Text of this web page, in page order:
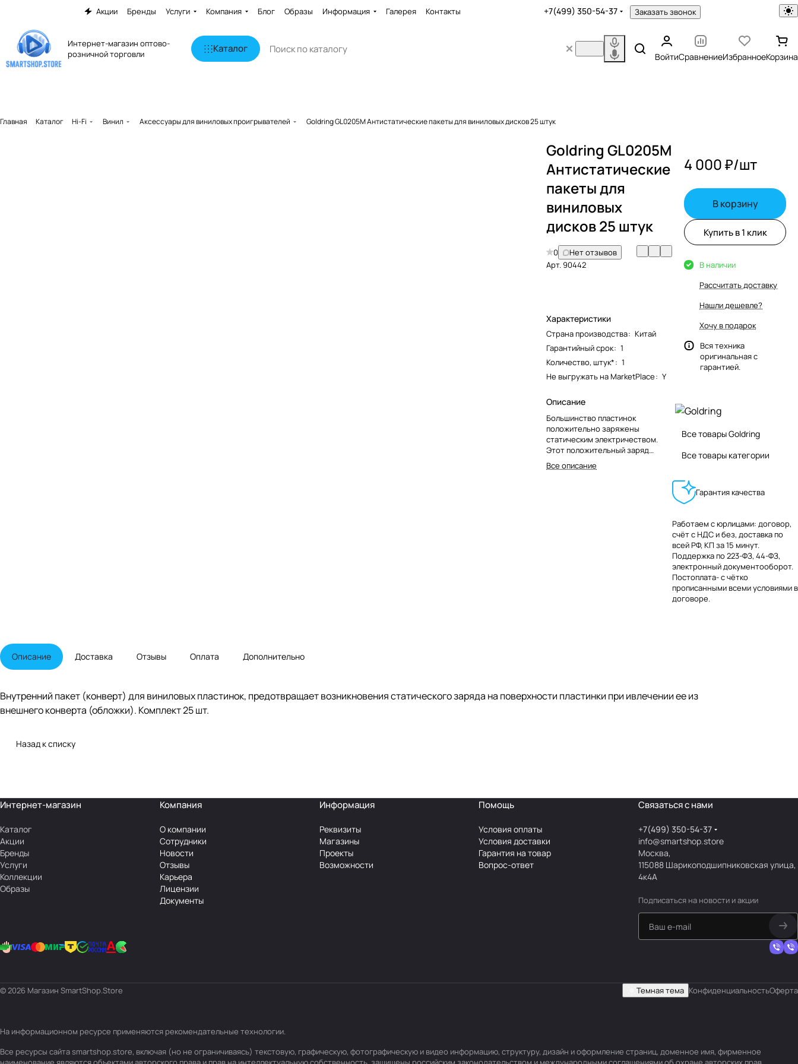
Акции Бренды Услуги Компания Блог Образы Информация Галерея Контакты +7(499) 350-54-37 Заказать звонок
Интернет-магазин оптово-
розничной торговли
Каталог
ВойтиСравнениеИзбранноеКорзина
Главная Каталог Hi-Fi Винил Аксессуары для виниловых проигрывателей Goldring GL0205M Антистатические пакеты для виниловых дисков 25 штук
Goldring GL0205M
Антистатические
пакеты для
виниловых
дисков 25 штук
0
Нет отзывов
Арт.90442
Характеристики
Страна производства: Китай
Гарантийный срок: 1
Количество, штук*: 1
Не выгружать на MarketPlace: Y
Описание
Большинство пластинок
положительно заряжены
статическим электричеством.
Этот положительный заряд
притягивает пыль и грязь к
канавке диска, что приводит к
Все описание
4 000 ₽/шт
В корзину
Купить в 1 клик
В наличии
Рассчитать доставку
Нашли дешевле?
Хочу в подарок
Вся техника
оригинальная с
гарантией.
Все товары Goldring
Все товары категории
Гарантия качества
Работаем с юрлицами: договор,
счёт с НДС и без, доставка по
всей РФ, КП за 15 минут.
Поддержка по 223-ФЗ, 44-ФЗ,
электронный документооборот.
Постоплата- с чётко
прописанными всеми условиями в
договоре.
Описание Доставка Отзывы Оплата Дополнительно
Внутренний пакет (конверт) для виниловых пластинок, предотвращает возникновения статического заряда на поверхности пластинки при ивлечении ее из
внешнего конверта (обложки). Комплект 25 шт.
Назад к списку
Интернет-магазин
Каталог
Акции
Бренды
Услуги
Коллекции
Образы
Компания
О компании
Сотрудники
Новости
Отзывы
Карьера
Лицензии
Документы
Информация
Реквизиты
Магазины
Проекты
Возможности
Помощь
Условия оплаты
Условия доставки
Гарантия на товар
Вопрос-ответ
Связаться с нами
+7(499) 350-54-37
info@smartshop.store
Москва,
115088 Шарикоподшипниковская улица,
4к4А
Подписаться на новости и акции
© 2026 Магазин SmartShop.Store Темная тема КонфиденциальностьОферта
На информационном ресурсе применяются рекомендательные технологии.
Все ресурсы сайта smartshop.store, включая (но не ограничиваясь) текстовую, графическую, фотографическую и видео информацию, структуру, дизайн и оформление страниц, доменное имя, фирменное